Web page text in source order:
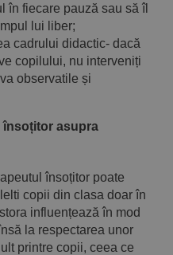
în fiecare pauză sau să îl
lui liber;
cadrului didactic- dacă
copilului, nu interveniți
observatile și
însoțitor asupra
însoțitor poate
copii din clasa doar în
influențează în mod
la respectarea unor
printre copii, ceea ce